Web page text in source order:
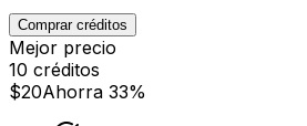
Comprar créditos
Mejor precio
10 créditos
$20Ahorra 33%